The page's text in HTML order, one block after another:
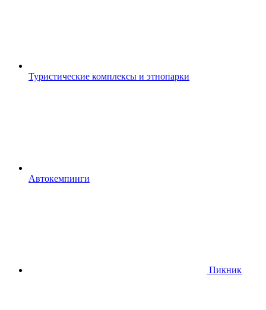
Туристические комплексы и этнопарки
Автокемпинги
Пикник